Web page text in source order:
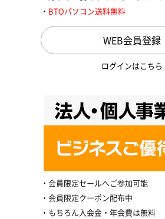
BTOパソコン送料無料
WEB会員登録
ログインはこちら
会員限定セールへご参加可能
会員限定クーポン配布中
もちろん入会金・年会費は無料